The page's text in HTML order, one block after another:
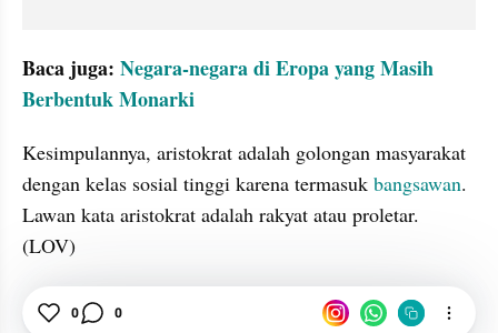
Baca juga: Negara-negara di Eropa yang Masih
Berbentuk Monarki
Kesimpulannya, aristokrat adalah golongan masyarakat
dengan kelas sosial tinggi karena termasuk bangsawan.
Lawan kata aristokrat adalah rakyat atau proletar.
(LOV)
Bangsawan
0 0